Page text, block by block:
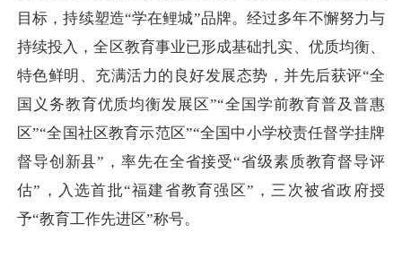
目标，持续塑造“学在鲤城”品牌。经过多年不懈努力与
持续投入，全区教育事业已形成基础扎实、优质均衡、
特色鲜明、充满活力的良好发展态势，并先后获评“全
国义务教育优质均衡发展区”“全国学前教育普及普惠
区”“全国社区教育示范区”“全国中小学校责任督学挂牌
督导创新县”，率先在全省接受“省级素质教育督导评
估”，入选首批“福建省教育强区”，三次被省政府授
予“教育工作先进区”称号。